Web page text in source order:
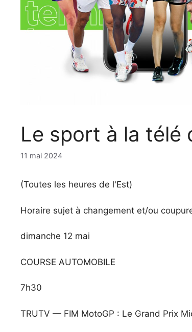
Le sport à la télé
11 mai 2024
(Toutes les heures de l'Est)
Horaire sujet à changement et/ou
dimanche 12 mai
COURSE AUTOMOBILE
7h30
TRUTV — FIM MotoGP : Le Grand Prix